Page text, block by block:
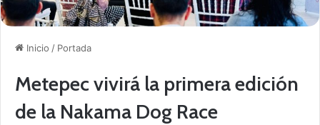
Inicio / Portada
Metepec vivirá la primera edición
de la Nakama Dog Race